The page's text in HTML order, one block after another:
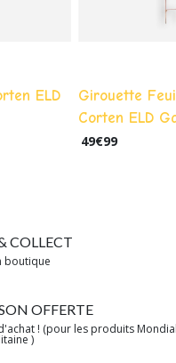
ELD
Girouette
Corten ELD
49€99
COLLECT
boutique
OFFERTE
! (pour les produits
)